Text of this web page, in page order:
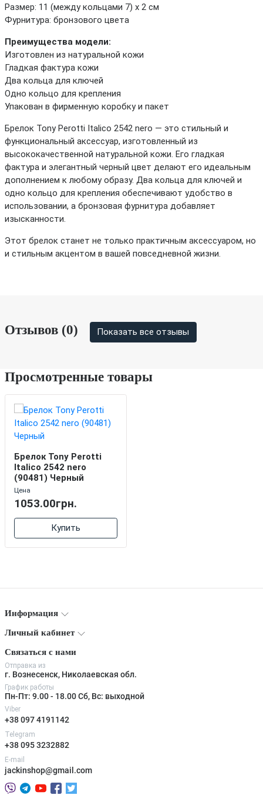
Размер: 11 (между кольцами 7) х 2 см
Фурнитура: бронзового цвета
Преимущества модели:
Изготовлен из натуральной кожи
Гладкая фактура кожи
Два кольца для ключей
Одно кольцо для крепления
Упакован в фирменную коробку и пакет
Брелок Tony Perotti Italico 2542 nero — это стильный и
функциональный аксессуар, изготовленный из
высококачественной натуральной кожи. Его гладкая
фактура и элегантный черный цвет делают его идеальным
дополнением к любому образу. Два кольца для ключей и
одно кольцо для крепления обеспечивают удобство в
использовании, а бронзовая фурнитура добавляет
изысканности.
Этот брелок станет не только практичным аксессуаром, но
и стильным акцентом в вашей повседневной жизни.
Отзывов (0) Показать все отзывы
Просмотренные товары
Брелок Tony Perotti
Italico 2542 nero
(90481) Черный
Цена
1053.00грн.
Купить
Информация
Личный кабинет
Связаться с нами
Отправка из
г. Вознесенск, Николаевская обл.
График работы
Пн-Пт: 9.00 - 18.00 Сб, Вс: выходной
Viber
+38 097 4191142
Telegram
+38 095 3232882
E-mail
jackinshop@gmail.com